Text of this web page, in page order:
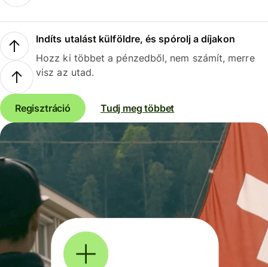
Indíts utalást külföldre, és spórolj a díjakon
Hozz ki többet a pénzedből, nem számít, merre
visz az utad.
Regisztráció Tudj meg többet